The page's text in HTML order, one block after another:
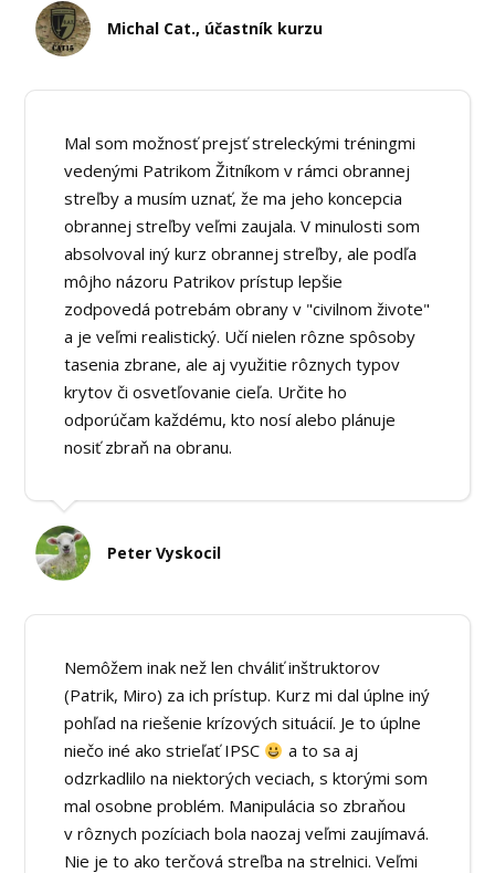
Michal Cat., účastník kurzu
Mal som možnosť prejsť streleckými tréningmi
vedenými Patrikom Žitníkom v rámci obrannej
streľby a musím uznať, že ma jeho koncepcia
obrannej streľby veľmi zaujala. V minulosti som
absolvoval iný kurz obrannej streľby, ale podľa
môjho názoru Patrikov prístup lepšie
zodpovedá potrebám obrany v "civilnom živote"
a je veľmi realistický. Učí nielen rôzne spôsoby
tasenia zbrane, ale aj využitie rôznych typov
krytov či osvetľovanie cieľa. Určite ho
odporúčam každému, kto nosí alebo plánuje
nosiť zbraň na obranu.
Peter Vyskocil
Nemôžem inak než len chváliť inštruktorov
(Patrik, Miro) za ich prístup. Kurz mi dal úplne iný
pohľad na riešenie krízových situácií. Je to úplne
niečo iné ako strieľať IPSC
a to sa aj
odzrkadlilo na niektorých veciach, s ktorými som
mal osobne problém. Manipulácia so zbraňou
v rôznych pozíciach bola naozaj veľmi zaujímavá.
Nie je to ako terčová streľba na strelnici. Veľmi